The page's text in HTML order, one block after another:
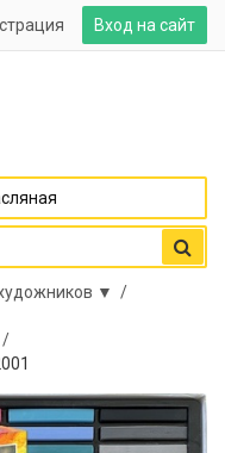
Вход на сайт
▼ /
/